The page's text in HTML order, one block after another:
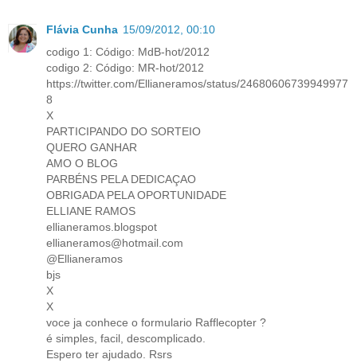
Flávia Cunha 15/09/2012, 00:10
codigo 1: Código: MdB-hot/2012
codigo 2: Código: MR-hot/2012
https://twitter.com/Ellianeramos/status/24680606739949977
8
X
PARTICIPANDO DO SORTEIO
QUERO GANHAR
AMO O BLOG
PARBÉNS PELA DEDICAÇAO
OBRIGADA PELA OPORTUNIDADE
ELLIANE RAMOS
ellianeramos.blogspot
ellianeramos@hotmail.com
@Ellianeramos
bjs
X
X
voce ja conhece o formulario Rafflecopter ?
é simples, facil, descomplicado.
Espero ter ajudado. Rsrs